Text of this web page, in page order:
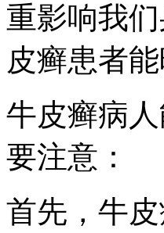
重影响我
皮癣患者
牛皮癣病
要注意：
首先，牛